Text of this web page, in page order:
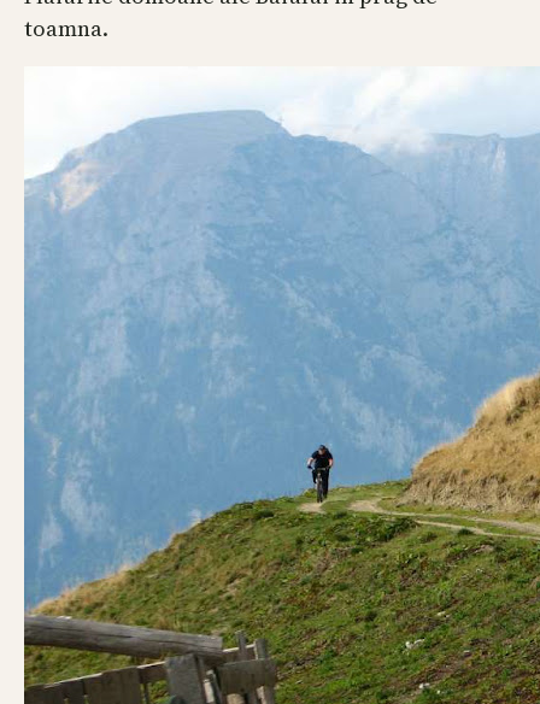
toamna.